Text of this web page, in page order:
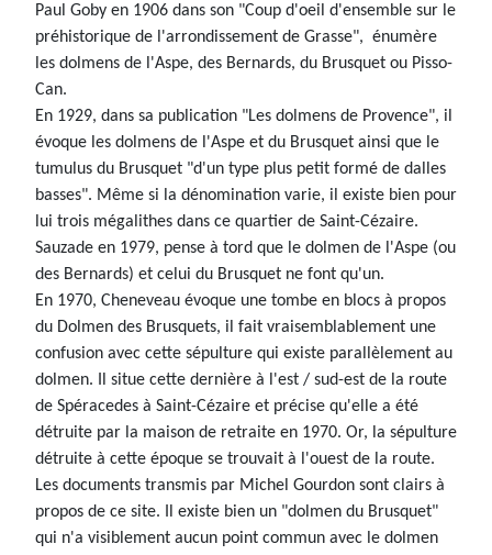
Paul Goby en 1906 dans son "Coup d'oeil d'ensemble sur le
préhistorique de l'arrondissement de Grasse", énumère
les dolmens de l'Aspe, des Bernards, du Brusquet ou Pisso-
Can.
En 1929, dans sa publication "Les dolmens de Provence", il
évoque les dolmens de l'Aspe et du Brusquet ainsi que le
tumulus du Brusquet "d'un type plus petit formé de dalles
basses". Même si la dénomination varie, il existe bien pour
lui trois mégalithes dans ce quartier de Saint-Cézaire.
Sauzade en 1979, pense à tord que le dolmen de l'Aspe (ou
des Bernards) et celui du Brusquet ne font qu'un.
En 1970, Cheneveau évoque une tombe en blocs à propos
du Dolmen des Brusquets, il fait vraisemblablement une
confusion avec cette sépulture qui existe parallèlement au
dolmen. Il situe cette dernière à l'est / sud-est de la route
de Spéracedes à Saint-Cézaire et précise qu'elle a été
détruite par la maison de retraite en 1970. Or, la sépulture
détruite à cette époque se trouvait à l'ouest de la route.
Les documents transmis par Michel Gourdon sont clairs à
propos de ce site. Il existe bien un "dolmen du Brusquet"
qui n'a visiblement aucun point commun avec le dolmen